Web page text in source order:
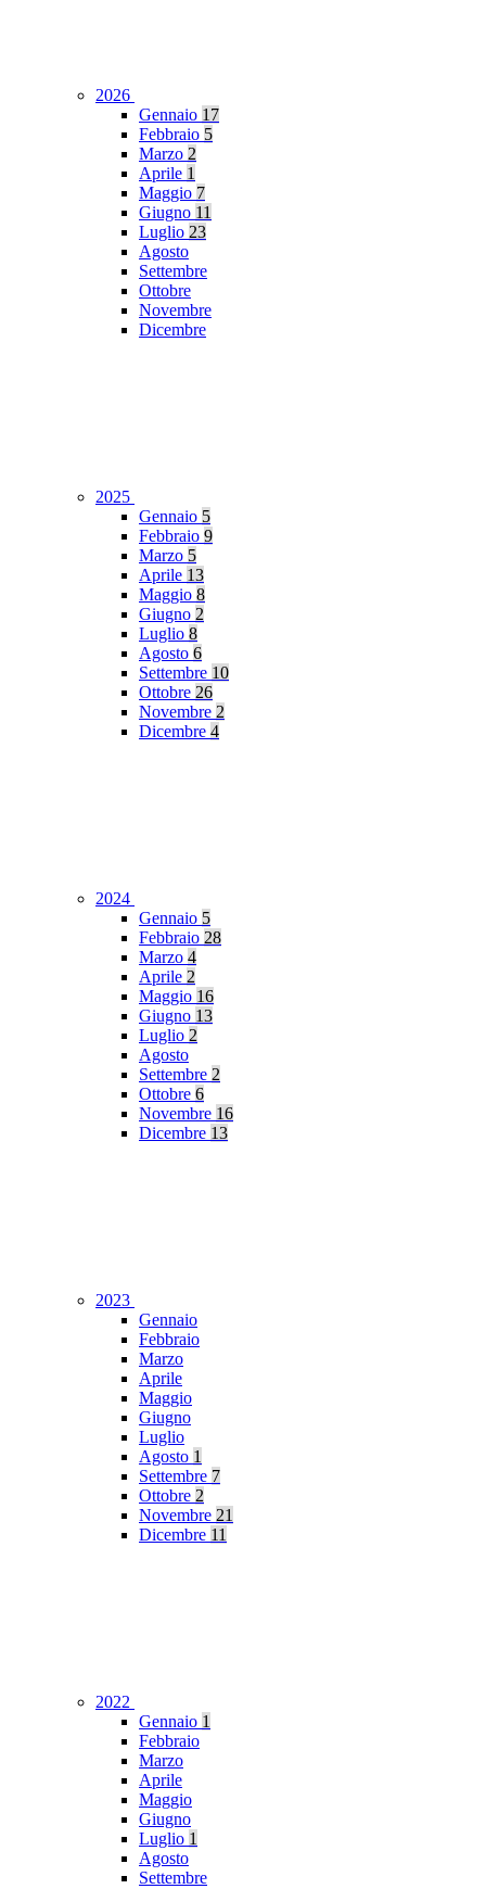
2026
Gennaio 17
Febbraio 5
Marzo 2
Aprile 1
Maggio 7
Giugno 11
Luglio 23
Agosto
Settembre
Ottobre
Novembre
Dicembre
2025
Gennaio 5
Febbraio 9
Marzo 5
Aprile 13
Maggio 8
Giugno 2
Luglio 8
Agosto 6
Settembre 10
Ottobre 26
Novembre 2
Dicembre 4
2024
Gennaio 5
Febbraio 28
Marzo 4
Aprile 2
Maggio 16
Giugno 13
Luglio 2
Agosto
Settembre 2
Ottobre 6
Novembre 16
Dicembre 13
2023
Gennaio
Febbraio
Marzo
Aprile
Maggio
Giugno
Luglio
Agosto 1
Settembre 7
Ottobre 2
Novembre 21
Dicembre 11
2022
Gennaio 1
Febbraio
Marzo
Aprile
Maggio
Giugno
Luglio 1
Agosto
Settembre